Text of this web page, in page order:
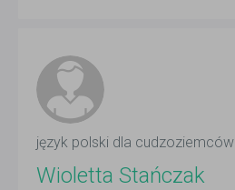
język polski dla cudzoziemców
Wioletta Stańczak